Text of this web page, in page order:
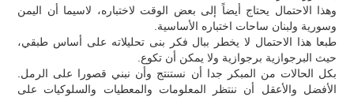
وهذا الاحتمال يحتاج أيضاً إلى بعض الوقت لاختباره، لاسيما أن اليمن
وسورية ولبنان ساحات اختباره الأساسية.
طبعا هذا الاحتمال لا يخطر ببال فكر بنى تحليلاته على أساس طبقي،
حيث البرجوازية برجوازية ولا يمكن أن تكوع.
بكل الحالات من المبكر جدا أن نستنتج وأن نبني قصورا على الرمل.
الأفضل والأعقل أن ننتظر المعلومات والمعطيات والسلوكيات على